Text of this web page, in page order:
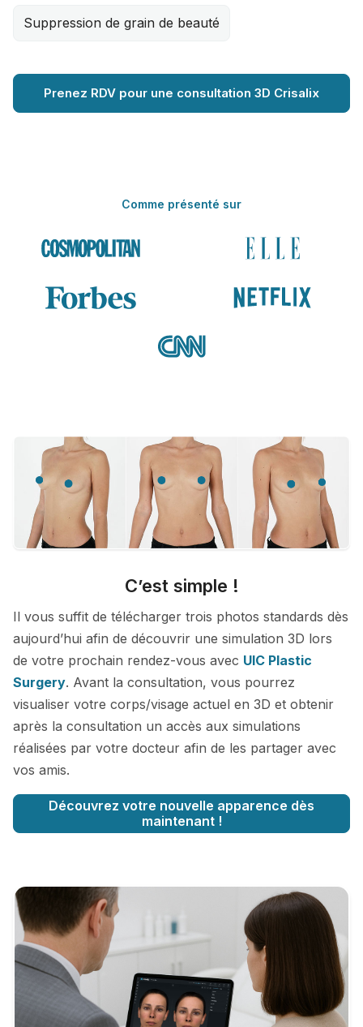
Suppression de grain de beauté
Prenez RDV pour une consultation 3D Crisalix
Comme présenté sur
C’est simple !
Il vous suffit de télécharger trois photos standards dès
aujourd’hui afin de découvrir une simulation 3D lors
de votre prochain rendez-vous avec UIC Plastic
Surgery. Avant la consultation, vous pourrez
visualiser votre corps/visage actuel en 3D et obtenir
après la consultation un accès aux simulations
réalisées par votre docteur afin de les partager avec
vos amis.
Découvrez votre nouvelle apparence dès
maintenant !